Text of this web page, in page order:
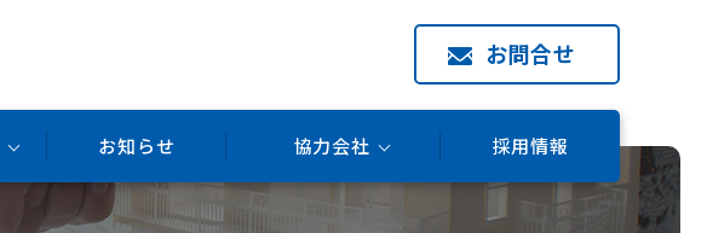
お問合せ
お知らせ 協力会社 採用情報